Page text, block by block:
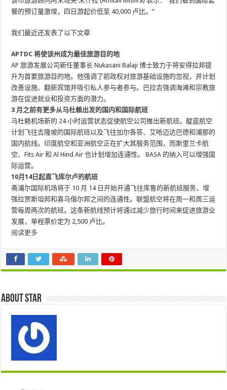
餐的预订量激增，四日游起价低至 40,000 卢比。”
我们最近还发表了以下文章
APTDC 将使该州成为最佳旅游目的地
AP 旅游发展公司新任董事长 Nukasani Balaji 博士致力于将安得拉邦提
升为首要旅游目的地。他强调了前政权对旅游基础设施的忽视，并计划
改善设施、翻新宾馆并吸引私人参与者参与。巴拉吉强调海滩和宗教旅
游在促进就业和投资方面的潜力。
3 月之前有更多从马杜赖出发的国内和国际航班
马杜赖机场新的 24 小时运营状态促使航空公司推出新航班。靛蓝航空
计划飞往吉隆坡的国际航班以及飞往加尔各答、艾哈迈达巴德和浦那的
国内航线。印度航空和亚洲航空正在扩大其服务范围，而斯里兰卡航
空、Fits Air 和 Al Hind Air 也计划增加连通性。 BASA 的纳入可以增强国
际运营。
10月14日起直飞库尔卢的航班
斋浦尔国际机场将于 10 月 14 日开始开通飞往库鲁的新航班服务，增
强拉贾斯坦邦和喜马偕尔邦之间的连通性。联盟航空将在周一和周三运
营每周两次的航班。这条新航线预计将通过减少旅行时间来促进旅游业
发展，单程票价定为 2,500 卢比。
阅读更多
About star